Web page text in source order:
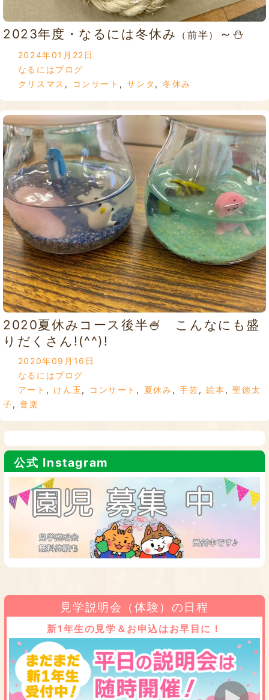
2023年度・なるには冬休み （前半） ～⛄
2024年01月22日
なるにはブログ
クリスマス , コンサート ,サンタ , 冬休み
2020夏休みコース後半🍧 こんなにも盛
りだくさん!(^^)!
2020年09月16日
なるにはブログ
アート , けん玉 , コンサート , 夏休み ,手芸,絵本 ,聖徳太
子,音楽
公式 Instagram
見学説明会（体験）の日程
新1年生の見学＆お申込はお早目に！